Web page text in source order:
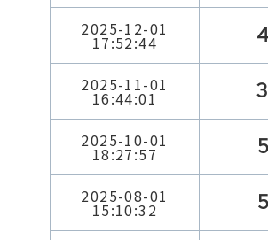
2025-12-01
17:52:44
2025-11-01
16:44:01
2025-10-01
18:27:57
2025-08-01
15:10:32